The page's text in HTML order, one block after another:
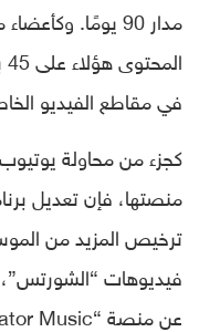
مدار 90 يومًا.
في مقاطع الفيديو
كجزء من محاولة
منصتها، فإن تعديل
ترخيص المزيد من
فيديوهات